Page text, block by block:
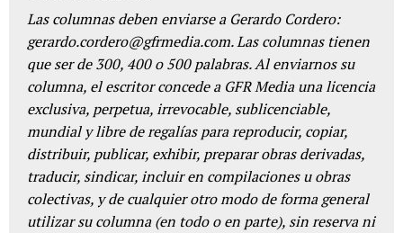
Las columnas deben enviarse a Gerardo Cordero:
gerardo.cordero@gfrmedia.com. Las columnas tienen
que ser de 300, 400 o 500 palabras. Al enviarnos su
columna, el escritor concede a GFR Media una licencia
exclusiva, perpetua, irrevocable, sublicenciable,
mundial y libre de regalías para reproducir, copiar,
distribuir, publicar, exhibir, preparar obras derivadas,
traducir, sindicar, incluir en compilaciones u obras
colectivas, y de cualquier otro modo de forma general
utilizar su columna (en todo o en parte), sin reserva ni